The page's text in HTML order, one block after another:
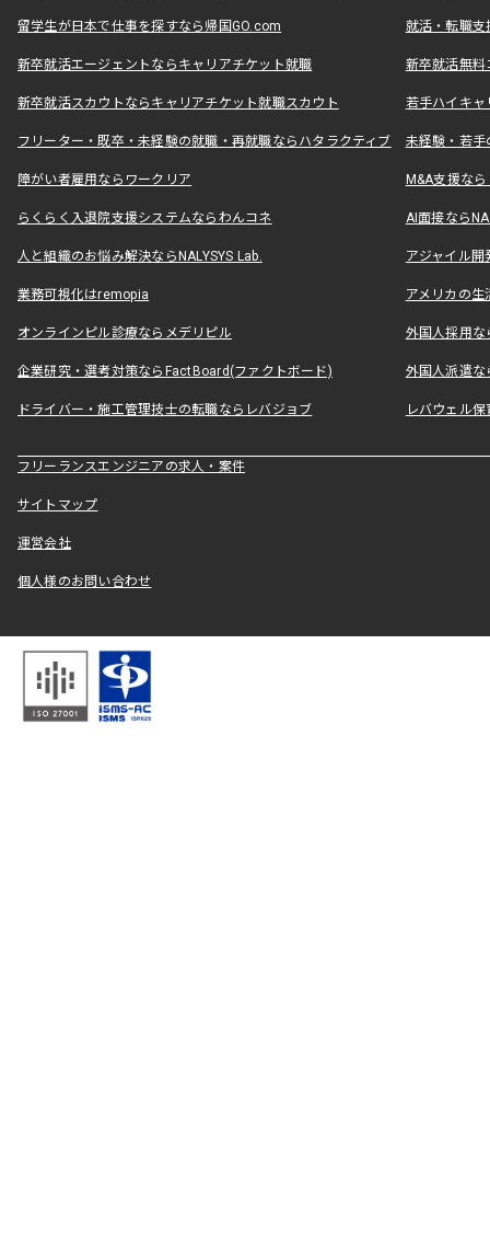
留学生が日本で仕事を探すなら帰国GO.com 就活・転職
新卒就活エージェントならキャリアチケット就職 新卒就活無料
新卒就活スカウトならキャリアチケット就職スカウト 若手ハイキ
フリーター・既卒・未経験の就職・再就職ならハタラクティブ 未経験・若手
障がい者雇用ならワークリア M&A支援な
らくらく入退院支援システムならわんコネ AI面接なら
人と組織のお悩み解決ならNALYSYS Lab. アジャイル
業務可視化はremopia アメリカの
オンラインピル診療ならメデリピル 外国人採用
企業研究・選考対策ならFactBoard(ファクトボード) 外国人派遣な
ドライバー・施工管理技士の転職ならレバジョブ レバウェル
フリーランスエンジニアの求人・案件
サイトマップ
運営会社
個人様のお問い合わせ